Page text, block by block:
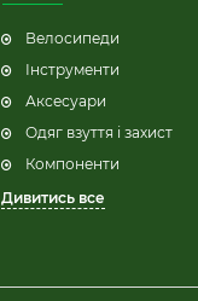
Велосипеди
Інструменти
Аксесуари
Одяг взуття і захист
Компоненти
Дивитись все